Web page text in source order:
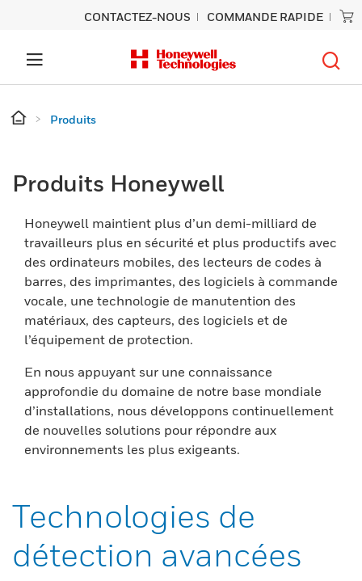
CONTACTEZ-NOUS COMMANDE RAPIDE
Produits
Produits Honeywell
Honeywell maintient plus d’un demi-milliard de
travailleurs plus en sécurité et plus productifs avec
des ordinateurs mobiles, des lecteurs de codes à
barres, des imprimantes, des logiciels à commande
vocale, une technologie de manutention des
matériaux, des capteurs, des logiciels et de
l’équipement de protection.
En nous appuyant sur une connaissance
approfondie du domaine de notre base mondiale
d’installations, nous développons continuellement
de nouvelles solutions pour répondre aux
environnements les plus exigeants.
Technologies de
détection avancées